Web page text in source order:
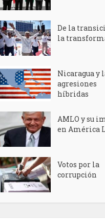
De la
la
Nicaragua y
agresiones
híbridas
AMLO y su
en América
Votos por la
corrupción